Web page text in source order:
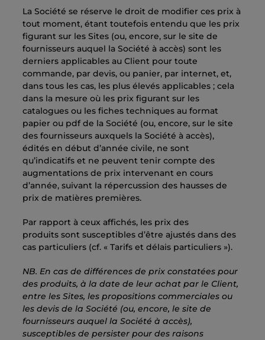
La Société se réserve le droit de modifier ces prix à
tout moment, étant toutefois entendu que les prix
figurant sur les Sites (ou, encore, sur le site de
fournisseurs auquel la Société à accès) sont les
derniers applicables au Client pour toute
commande, par devis, ou panier, par internet, et,
dans tous les cas, les plus élevés applicables ; cela
dans la mesure où les prix figurant sur les
catalogues ou les fiches techniques au format
papier ou pdf de la Société (ou, encore, sur le site
des fournisseurs auxquels la Société à accès),
édités en début d’année civile, ne sont
qu’indicatifs et ne peuvent tenir compte des
augmentations de prix intervenant en cours
d’année, suivant la répercussion des hausses de
prix de matières premières.
Par rapport à ceux affichés, les prix des
produits sont susceptibles d’être ajustés dans des
cas particuliers (cf. « Tarifs et délais particuliers »).
NB. En cas de différences de prix constatées pour
des produits, à la date de leur achat par le Client,
entre les Sites, les propositions commerciales ou
les devis de la Société (ou, encore, le site de
fournisseurs auquel la Société à accès),
susceptibles de persister pour des raisons